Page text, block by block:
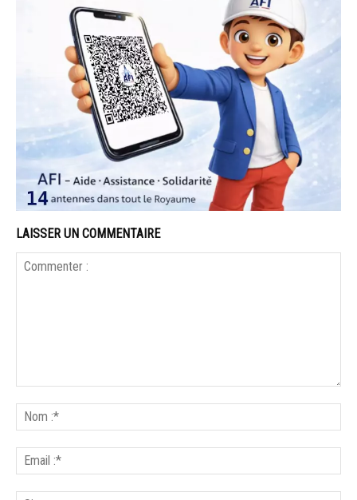
LAISSER UN COMMENTAIRE